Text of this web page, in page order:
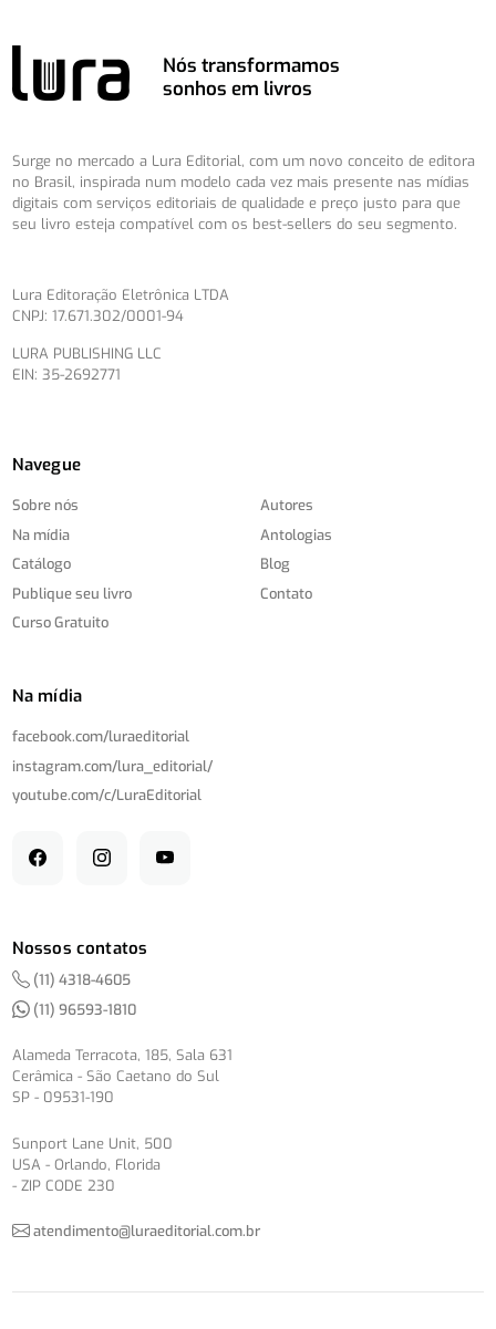
Nós transformamos
sonhos em livros
Surge no mercado a Lura Editorial, com um novo conceito de editora
no Brasil, inspirada num modelo cada vez mais presente nas mídias
digitais com serviços editoriais de qualidade e preço justo para que
seu livro esteja compatível com os best-sellers do seu segmento.
Lura Editoração Eletrônica LTDA
CNPJ: 17.671.302/0001-94
LURA PUBLISHING LLC
EIN: 35-2692771
Navegue
Sobre nós
Na mídia
Catálogo
Publique seu livro
Curso Gratuito
Autores
Antologias
Blog
Contato
Na mídia
facebook.com/luraeditorial
instagram.com/lura_editorial/
youtube.com/c/LuraEditorial
Nossos contatos
(11) 4318-4605
(11) 96593-1810
Alameda Terracota, 185, Sala 631
Cerâmica - São Caetano do Sul
SP - 09531-190
Sunport Lane Unit, 500
USA - Orlando, Florida
- ZIP CODE 230
atendimento@luraeditorial.com.br